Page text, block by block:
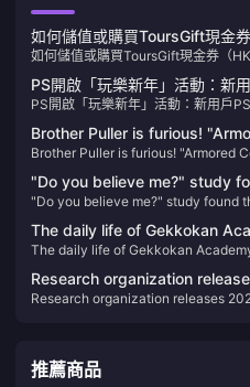
如何儲值或購買ToursGift現金券
如何儲值或購買ToursGift現金券（HK
PS開啟「玩樂新年」活動：新
中
PS開啟「玩樂新年」活動：新用戶
Brother Puller is furious!
disconnection penalty
Brother Puller is furious! "Armored
"Do you believe me?" study
Odyssey" can help reduce
"Do you believe me?" study found
The daily life of Gekkokan
"Persona 3: Reload" campus
released
The daily life of Gekkokan
Research organization
the highest-grossing game in
Research organization releases
推薦商品